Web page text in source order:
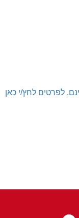
לפרטים לחץ/י כאן